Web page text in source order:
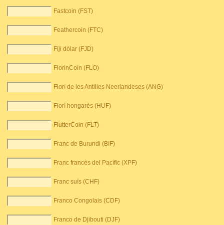
Fastcoin (FST)
Feathercoin (FTC)
Fiji dòlar (FJD)
FlorinCoin (FLO)
Florí de les Antilles Neerlandeses (ANG)
Florí hongarès (HUF)
FlutterCoin (FLT)
Franc de Burundi (BIF)
Franc francès del Pacífic (XPF)
Franc suís (CHF)
Franco Congolais (CDF)
Franco de Djibouti (DJF)